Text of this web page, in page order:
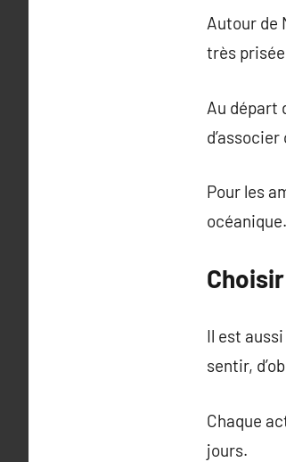
Autour de
très
Au départ
Pour les
océanique.
Il est
sentir,
Chaque
jours.